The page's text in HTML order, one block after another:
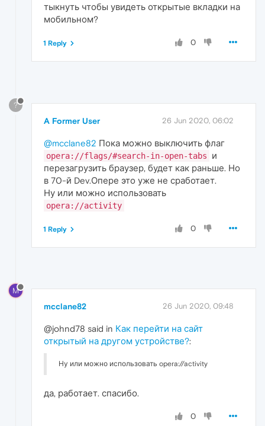
тыкнуть чтобы увидеть открытые вкладки на
мобильном?
0
1 Reply
?
A Former User 26 Jun 2020, 06:02
@mcclane82 Пока можно выключить флаг
opera://flags/#search-in-open-tabs
и
перезагрузить браузер, будет как раньше. Но
в 70-й Dev.Опере это уже не сработает.
Ну или можно использовать
opera://activity
0
1 Reply
M
mcclane82 26 Jun 2020, 09:48
@johnd78 said in Как перейти на сайт
открытый на другом устройстве?:
Ну или можно использовать opera://activity
да, работает. спасибо.
0